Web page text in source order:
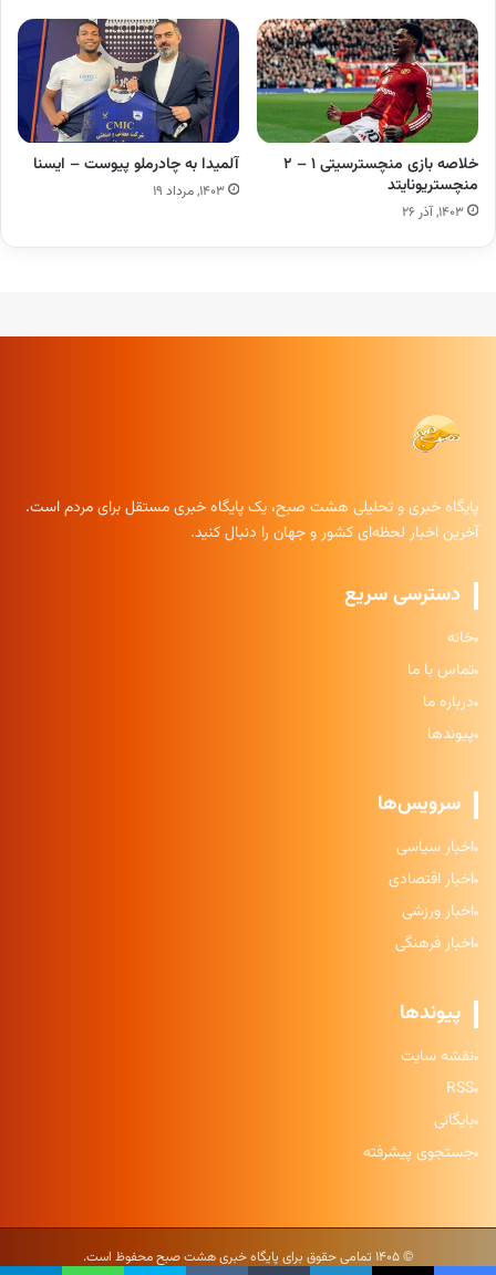
خلاصه بازی منچسترسیتی ۱ – ۲
منچستریونایتد
۱۴۰۳, آذر ۲۶
آلمیدا به چادرملو پیوست – ایسنا
۱۴۰۳, مرداد ۱۹
پایگاه خبری و تحلیلی هشت صبح، یک پایگاه خبری مستقل برای مردم است.
آخرین اخبار لحظه‌ای کشور و جهان را دنبال کنید.
دسترسی سریع
خانه
تماس با ما
درباره ما
پیوندها
سرویس‌ها
اخبار سیاسی
اخبار اقتصادی
اخبار ورزشی
اخبار فرهنگی
پیوندها
نقشه سایت
RSS
بایگانی
جستجوی پیشرفته
© ۱۴۰۵ تمامی حقوق برای پایگاه خبری هشت صبح محفوظ است.